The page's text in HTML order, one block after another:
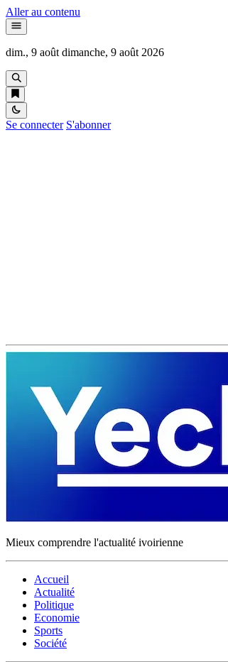
Aller au contenu
dim., 9 août dimanche, 9 août 2026
Se connecter S'abonner
Mieux comprendre l'actualité ivoirienne
Accueil
Actualité
Politique
Economie
Sports
Société